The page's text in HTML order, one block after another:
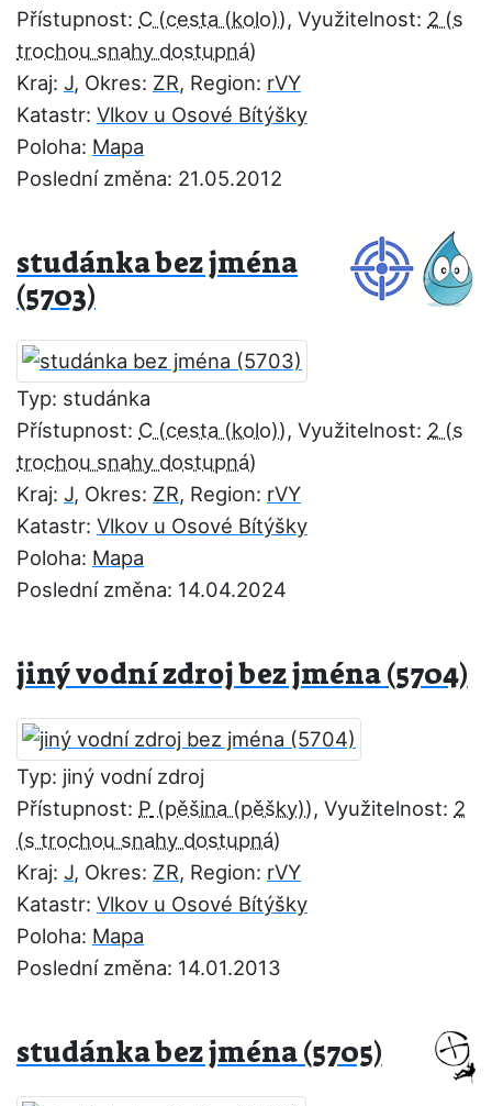
Přístupnost: C , Využitelnost: 2
Kraj: J, Okres: ZR, Region: rVY
Katastr: Vlkov u Osové Bítýšky
Poloha: Mapa
Poslední změna: 21.05.2012
studánka bez jména
(5703)
Typ: studánka
Přístupnost: C , Využitelnost: 2
Kraj: J, Okres: ZR, Region: rVY
Katastr: Vlkov u Osové Bítýšky
Poloha: Mapa
Poslední změna: 14.04.2024
jiný vodní zdroj bez jména (5704)
Typ: jiný vodní zdroj
Přístupnost: P , Využitelnost: 2
Kraj: J, Okres: ZR, Region: rVY
Katastr: Vlkov u Osové Bítýšky
Poloha: Mapa
Poslední změna: 14.01.2013
studánka bez jména (5705)